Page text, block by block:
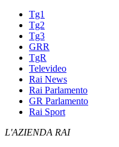
Tg1
Tg2
Tg3
GRR
TgR
Televideo
Rai News
Rai Parlamento
GR Parlamento
Rai Sport
L'AZIENDA RAI